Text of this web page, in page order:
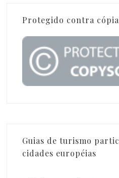
Protegido contra cópia
Guias de turismo
cidades européias